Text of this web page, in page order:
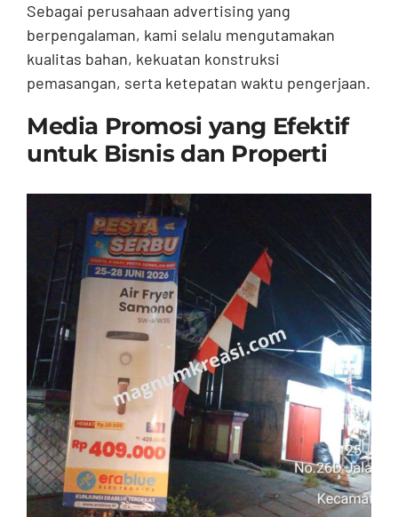
Sebagai perusahaan advertising yang
berpengalaman, kami selalu mengutamakan
kualitas bahan, kekuatan konstruksi
pemasangan, serta ketepatan waktu pengerjaan.
Media Promosi yang Efektif
untuk Bisnis dan Properti